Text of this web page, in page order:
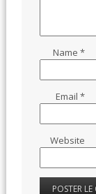
Name*
Email*
Website